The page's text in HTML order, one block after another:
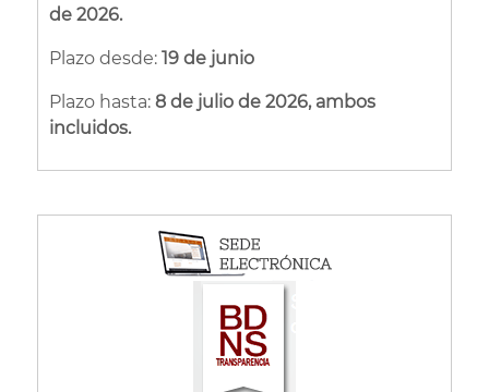
de 2026.
Plazo desde: 19 de junio
Plazo hasta: 8 de julio de 2026, ambos
incluidos.